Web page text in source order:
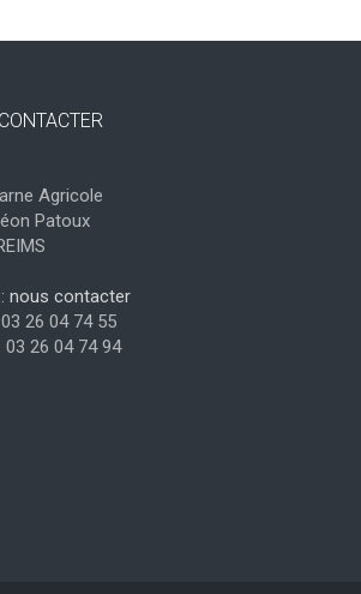
Agricole
Patoux
nous contacter
26 04 74 55
26 04 74 94